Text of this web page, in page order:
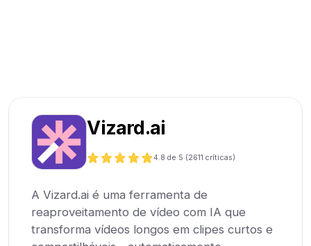
Vizard.ai
4.8 de 5 (2611 críticas)
A Vizard.ai é uma ferramenta de
reaproveitamento de vídeo com IA que
transforma vídeos longos em clipes curtos e